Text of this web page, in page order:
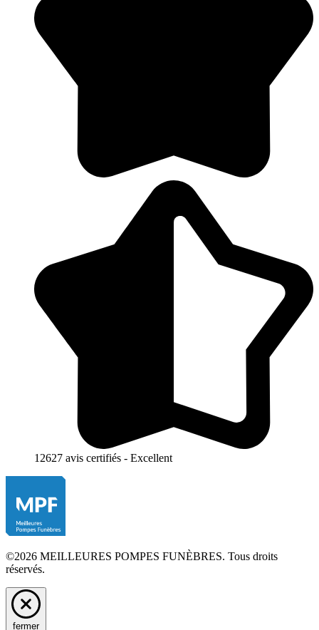
12627 avis certifiés - Excellent
©2026 MEILLEURES POMPES FUNÈBRES. Tous droits
réservés.
fermer